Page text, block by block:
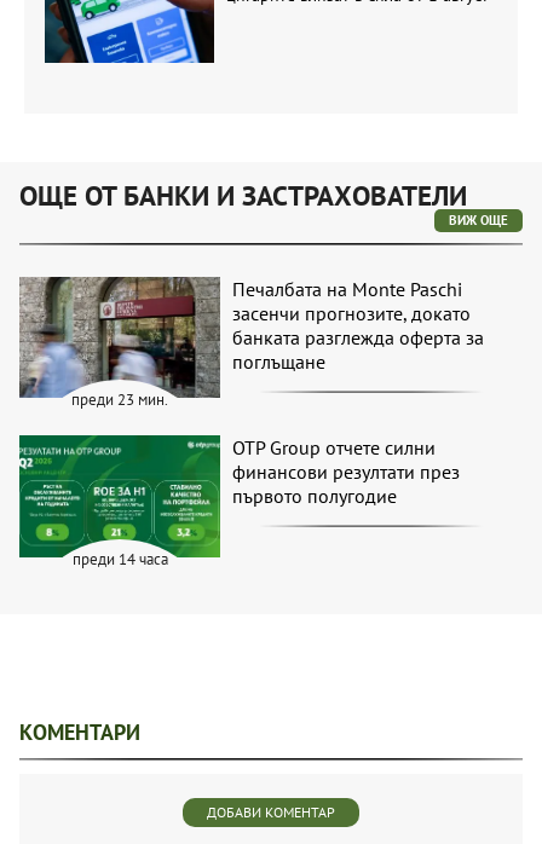
ОЩЕ ОТ БАНКИ И ЗАСТРАХОВАТЕЛИ
ВИЖ ОЩЕ
преди 23 мин.
Печалбата на Monte Paschi
засенчи прогнозите, докато
банката разглежда оферта за
поглъщане
преди 14 часа
OTP Group отчете силни
финансови резултати през
първото полугодие
КОМЕНТАРИ
ДОБАВИ КОМЕНТАР